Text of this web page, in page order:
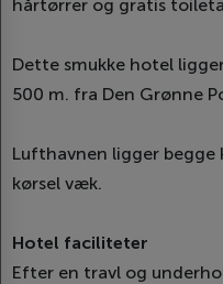
hårtørrer og gratis
Dette smukke hotel
500 m. fra Den Grønne
Lufthavnen ligger
kørsel væk.
Hotel faciliteter
Efter en travl og